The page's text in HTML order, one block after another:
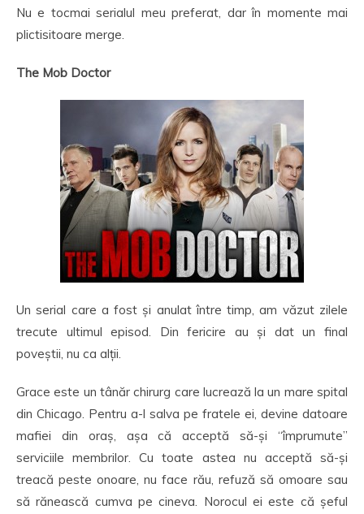
Nu e tocmai serialul meu preferat, dar în momente mai
plictisitoare merge.
The Mob Doctor
Un serial care a fost și anulat între timp, am văzut zilele
trecute ultimul episod. Din fericire au și dat un final
poveștii, nu ca alții.
Grace este un tânăr chirurg care lucrează la un mare spital
din Chicago. Pentru a-l salva pe fratele ei, devine datoare
mafiei din oraș, așa că acceptă să-și “împrumute”
serviciile membrilor. Cu toate astea nu acceptă să-și
treacă peste onoare, nu face rău, refuză să omoare sau
să rănească cumva pe cineva. Norocul ei este că șeful